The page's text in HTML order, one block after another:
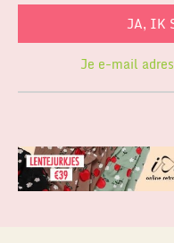
Je e-mail